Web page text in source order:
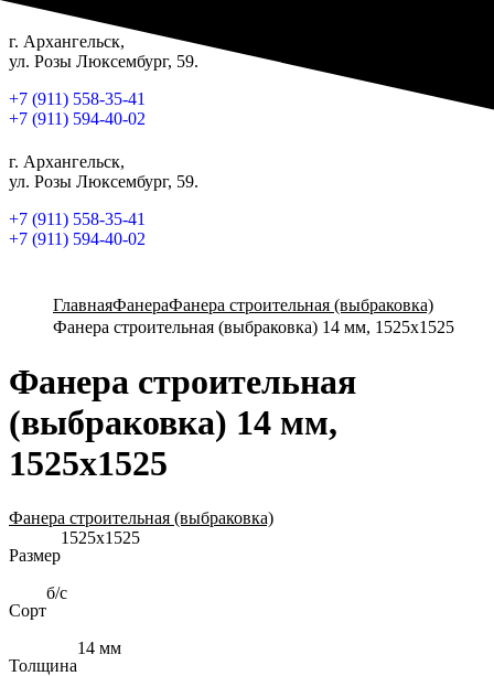
г. Архангельск,
ул. Розы Люксембург, 59.
+7 (911) 558-35-41
+7 (911) 594-40-02
г. Архангельск,
ул. Розы Люксембург, 59.
+7 (911) 558-35-41
+7 (911) 594-40-02
ГлавнаяФанераФанера строительная (выбраковка)
Фанера строительная (выбраковка) 14 мм, 1525х1525
Фанера строительная
(выбраковка) 14 мм,
1525х1525
Фанера строительная (выбраковка)
Размер
1525х1525
Сорт
б/с
Толщина
14 мм